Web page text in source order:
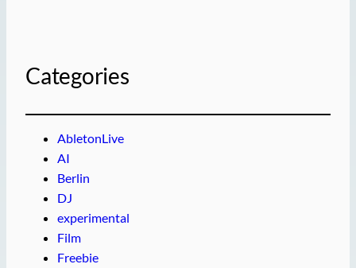
Categories
AbletonLive
AI
Berlin
DJ
experimental
Film
Freebie